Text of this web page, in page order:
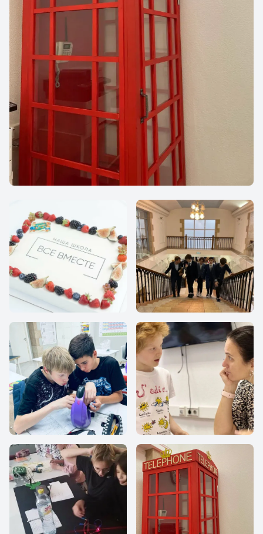
Наша Школа «Все
Вместе»
Все вместе
Все Вместе Все Вместе